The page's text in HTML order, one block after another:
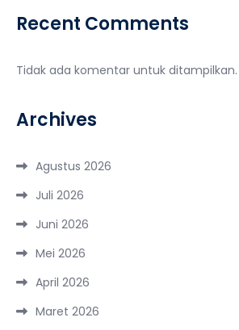
Recent Comments
Tidak ada komentar untuk ditampilkan.
Archives
Agustus 2026
Juli 2026
Juni 2026
Mei 2026
April 2026
Maret 2026